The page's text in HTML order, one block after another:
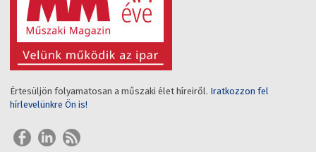
Értesüljön folyamatosan a műszaki élet híreiről. Iratkozzon fel
hírlevelünkre Ön is!